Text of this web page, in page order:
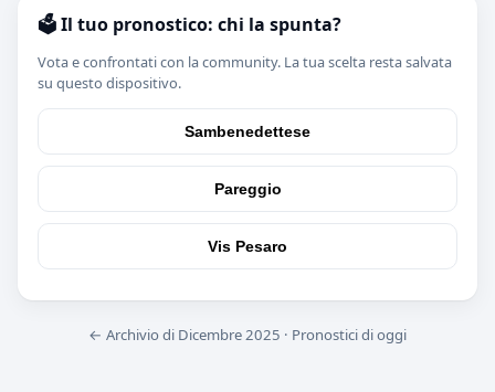
🗳️ Il tuo pronostico: chi la spunta?
Vota e confrontati con la community. La tua scelta resta salvata
su questo dispositivo.
Sambenedettese
Pareggio
Vis Pesaro
← Archivio di Dicembre 2025 · Pronostici di oggi